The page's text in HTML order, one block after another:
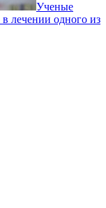
Ученые
лечении одного из